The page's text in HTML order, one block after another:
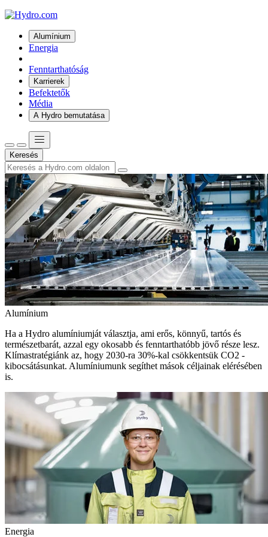
Alumínium
Energia
Fenntarthatóság
Karrierek
Befektetők
Média
A Hydro bemutatása
Keresés
Alumínium
Ha a Hydro alumíniumját választja, ami erős, könnyű, tartós és
természetbarát, azzal egy okosabb és fenntarthatóbb jövő része lesz.
Klímastratégiánk az, hogy 2030-ra 30%-kal csökkentsük CO2 -
kibocsátásunkat. Alumíniumunk segíthet mások céljainak elérésében
is.
Energia